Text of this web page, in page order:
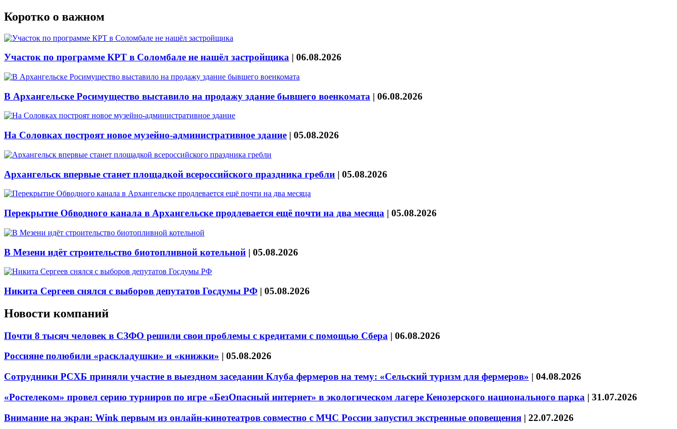
Коротко о важном
Участок по программе КРТ в Соломбале не нашёл застройщика | 06.08.2026
В Архангельске Росимущество выставило на продажу здание бывшего военкомата | 06.08.2026
На Соловках построят новое музейно-административное здание | 05.08.2026
Архангельск впервые станет площадкой всероссийского праздника гребли | 05.08.2026
Перекрытие Обводного канала в Архангельске продлевается ещё почти на два месяца | 05.08.2026
В Мезени идёт строительство биотопливной котельной | 05.08.2026
Никита Сергеев снялся с выборов депутатов Госдумы РФ | 05.08.2026
Новости компаний
Почти 8 тысяч человек в СЗФО решили свои проблемы с кредитами с помощью Сбера | 06.08.2026
Россияне полюбили «раскладушки» и «книжки» | 05.08.2026
Сотрудники РСХБ приняли участие в выездном заседании Клуба фермеров на тему: «Сельский туризм для фермеров» | 04.08.2026
«Ростелеком» провел серию турниров по игре «БезОпасный интернет» в экологическом лагере Кенозерского национального парка | 31.07.2026
Внимание на экран: Wink первым из онлайн-кинотеатров совместно с МЧС России запустил экстренные оповещения | 22.07.2026